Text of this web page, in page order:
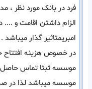
فرد در بانک مورد نظر ،
الزام داشتن اقامت و ....
امبریمتاثیر گذار
در خصوص هزینه افتتاح
موسسه ثبتا تماس حاصل
موسسه میباشد لذا در